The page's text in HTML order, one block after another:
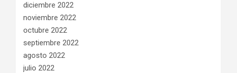
diciembre 2022
noviembre 2022
octubre 2022
septiembre 2022
agosto 2022
julio 2022